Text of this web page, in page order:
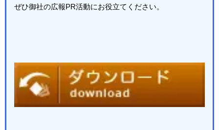
ぜひ御社の広報PR活動にお役立てください。